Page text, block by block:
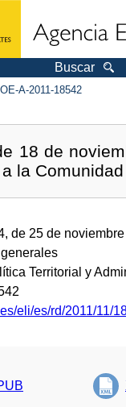
Buscar
A-2011-18542
18 de
la
de 25 de
Territorial y
eli/es/rd/2011/11/